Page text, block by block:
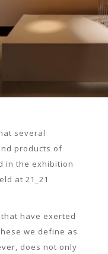
several
products of
in the exhibition
at 21_21
have exerted
we define as
does not only